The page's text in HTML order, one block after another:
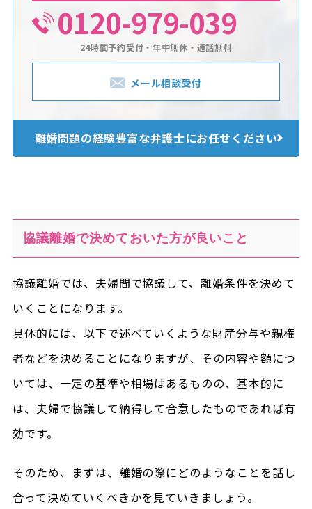
0120-979-039
24時間予約受付・年中無休・通話無料
メール相談受付
離婚問題の経験豊富な弁護士にお任せください
協議離婚で決めておいた方が良いこと
協議離婚では、夫婦間で協議して、離婚条件を決めて
いくことになります。
具体的には、以下で述べていくような財産分与や親権
者などを決めることになりますが、その内容や額につ
いては、一定の基準や相場はあるものの、基本的に
は、夫婦で協議して納得して合意したものであれば有
効です。
そのため、まずは、離婚の際にどのようなことを話し
合って決めていくべきかを見ていきましょう。